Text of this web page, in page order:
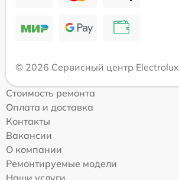
© 2026 Сервисный центр Electrolux
Стоимость ремонта
Оплата и доставка
Контакты
Вакансии
О компании
Ремонтируемые модели
Наши услуги